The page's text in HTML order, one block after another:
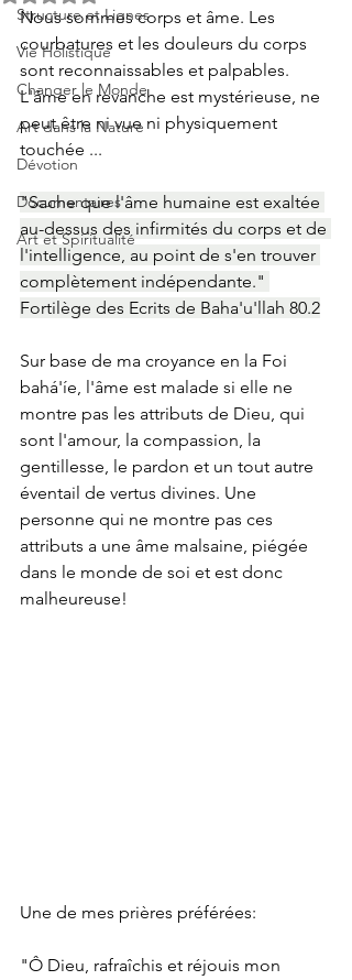
Structure et Lignes
Vie Holistique
Changer le Monde
Art dans la Nature
Dévotion
Documentaires
Art et Spiritualité
Nous sommes corps et âme. Les
courbatures et les douleurs du corps
sont reconnaissables et palpables.
L'âme en revanche est mystérieuse, ne
peut être ni vue ni physiquement
touchée ...
"Sache que l'âme humaine est exaltée
au-dessus des infirmités du corps et de
l'intelligence, au point de s'en trouver
complètement indépendante."
Fortilège des Ecrits de Baha'u'llah 80.2
Sur base de ma croyance en la Foi
bahá'íe, l'âme est malade si elle ne
montre pas les attributs de Dieu, qui
sont l'amour, la compassion, la
gentillesse, le pardon et un tout autre
éventail de vertus divines. Une
personne qui ne montre pas ces
attributs a une âme malsaine, piégée
dans le monde de soi et est donc
malheureuse!
Une de mes prières préférées:
"Ô Dieu, rafraîchis et réjouis mon